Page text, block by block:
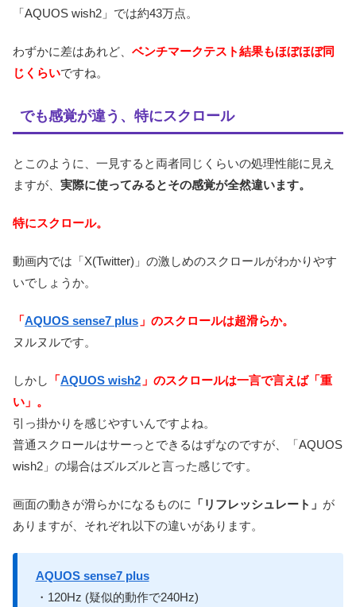
「AQUOS wish2」では約43万点。
わずかに差はあれど、 ベンチマークテスト結果もほぼほぼ同
じくらいですね。
でも感覚が違う、特にスクロール
とこのように、一見すると両者同じくらいの処理性能に見え
ますが、 実際に使ってみるとその感覚が全然違います。
特にスクロール。
動画内では「X(Twitter)」の激しめのスクロールがわかりやす
いでしょうか。
「AQUOS sense7 plus 」のスクロールは超滑らか。
ヌルヌルです。
しかし 「AQUOS wish2 」のスクロールは一言で言えば「重
い」。
引っ掛かりを感じやすいんですよね。
普通スクロールはサーっとできるはずなのですが、「AQUOS
wish2」の場合はズルズルと言った感じです。
画面の動きが滑らかになるものに 「リフレッシュレート」 が
ありますが、それぞれ以下の違いがあります。
AQUOS sense7 plus
・120Hz (疑似的動作で240Hz)